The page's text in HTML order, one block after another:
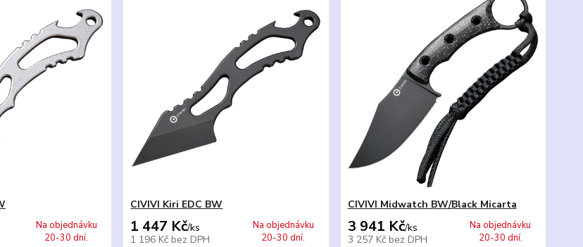
Na objednávku
20-30 dní.
CIVIVI Kiri EDC BW
1 447 Kč/ks
1 196 Kč bez DPH
Na objednávku
20-30 dní.
CIVIVI Midwatch BW/Black Micarta
3 941 Kč/ks
3 257 Kč bez DPH
Na objednávku
20-30 dní.